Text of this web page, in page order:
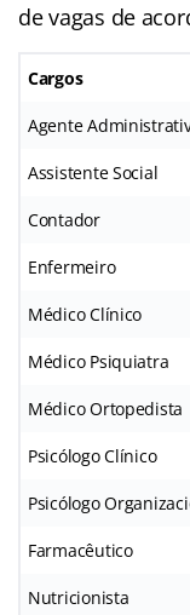
de vagas de
Cargos
Agente
Assistente Social
Contador
Enfermeiro
Médico Clínico
Médico Psiquiatra
Médico Ortopedista
Psicólogo Clínico
Psicólogo
Farmacêutico
Nutricionista